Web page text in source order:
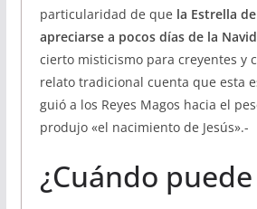
particularidad de que la Estrella
apreciarse a pocos días de la
cierto misticismo para creyentes y
relato tradicional cuenta que esta
guió a los Reyes Magos hacia el
produjo «el nacimiento de Jesús».-
¿Cuándo